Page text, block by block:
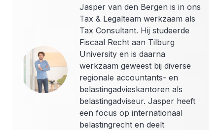
Jasper van den Bergen is in ons
Tax & Legalteam werkzaam als
Tax Consultant. Hij studeerde
Fiscaal Recht aan Tilburg
University en is daarna
werkzaam geweest bij diverse
regionale accountants- en
belastingadvieskantoren als
belastingadviseur. Jasper heeft
een focus op internationaal
belastingrecht en deelt